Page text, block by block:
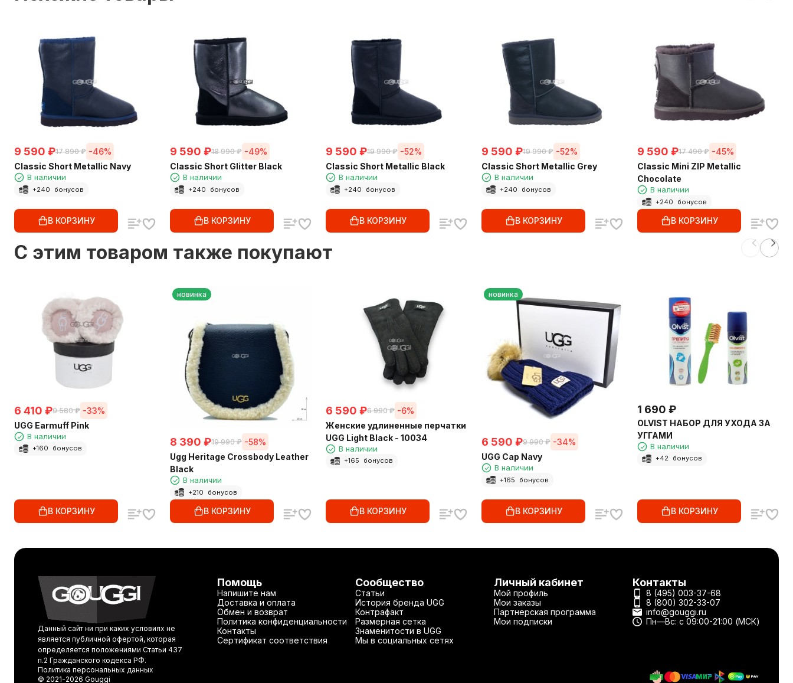
9 590 ₽17 890 ₽ -46%
Classic Short Metallic Navy
В наличии
+240 бонусов
В КОРЗИНУ
9 590 ₽18 990 ₽ -49%
Classic Short Glitter Black
В наличии
+240 бонусов
В КОРЗИНУ
9 590 ₽19 990 ₽ -52%
Classic Short Metallic Black
В наличии
+240 бонусов
В КОРЗИНУ
9 590 ₽19 990 ₽ -52%
Classic Short Metallic Grey
В наличии
+240 бонусов
В КОРЗИНУ
9 590 ₽17 490 ₽ -45%
Classic Mini ZIP Metallic
Chocolate
В наличии
+240 бонусов
В КОРЗИНУ
C этим товаром также покупают
6 410 ₽9 580 ₽ -33%
UGG Earmuff Pink
В наличии
+160 бонусов
В КОРЗИНУ
новинка
8 390 ₽19 990 ₽ -58%
Ugg Heritage Crossbody Leather
Black
В наличии
+210 бонусов
В КОРЗИНУ
6 590 ₽6 990 ₽ -6%
Женские удлиненные перчатки
UGG Light Black - 10034
В наличии
+165 бонусов
В КОРЗИНУ
новинка
6 590 ₽9 990 ₽ -34%
UGG Cap Navy
В наличии
+165 бонусов
В КОРЗИНУ
1 690 ₽
OLVIST НАБОР ДЛЯ УХОДА ЗА
УГГАМИ
В наличии
+42 бонусов
В КОРЗИНУ
Данный сайт ни при каких условиях не
является публичной офертой, которая
определяется положениями Статьи 437
п.2 Гражданского кодекса РФ.
Помощь
Напишите нам
Доставка и оплата
Обмен и возврат
Политика конфиденциальности
Контакты
Сертификат соответствия
Сообщество
Статьи
История бренда UGG
Контрафакт
Размерная сетка
Знаменитости в UGG
Мы в социальных сетях
Личный кабинет
Мой профиль
Мои заказы
Партнерская программа
Мои подписки
Контакты
8 (495) 003-37-68
8 (800) 302-33-07
info@gouggi.ru
Пн—Вс: с 09:00-21:00 (МСК)
Политика персональных данных
© 2021-2026 Gouggi